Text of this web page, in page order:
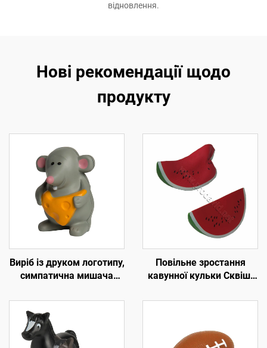
відновлення.
Нові рекомендації щодо
продукту
Виріб із друком логотипу,
симпатична мишача
поролон ПУ для
стискальної іграшки,
повільно піднімаються
тваринки для
Повільне зростання
кавунної кульки Сквіші